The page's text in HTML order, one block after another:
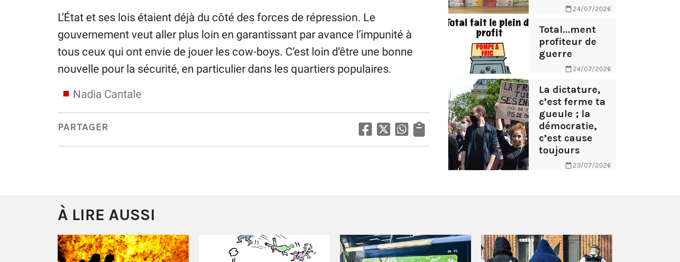
L’État et ses lois étaient déjà du côté des forces de répression. Le
gouvernement veut aller plus loin en garantissant par avance l’impunité à
tous ceux qui ont envie de jouer les cow-boys. C’est loin d’être une bonne
nouvelle pour la sécurité, en particulier dans les quartiers populaires.
Nadia Cantale
PARTAGER
24/07/2026
Total...ment
profiteur de
guerre
24/07/2026
La dictature,
c’est ferme ta
gueule ; la
démocratie,
c’est cause
toujours
23/07/2026
À LIRE AUSSI